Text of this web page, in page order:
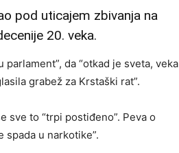
pod uticajem zbivanja na
20. veka.
da “otkad je sveta, veka
grabež za Krstaški rat”.
sve to “trpi postiđeno”. Peva o
spada u narkotike”.